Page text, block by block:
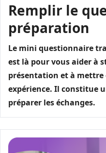
Remplir le
préparation
Le mini questionnaire
est là pour vous aider à
présentation et à mettre
expérience. Il constitue
préparer les échanges.